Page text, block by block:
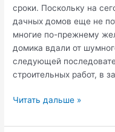
сроки. Поскольку на
дачных домов еще не
многие по-прежнему
домика вдали от
следующей
строительных работ, в
Этапы
дачных
Читать дальше »